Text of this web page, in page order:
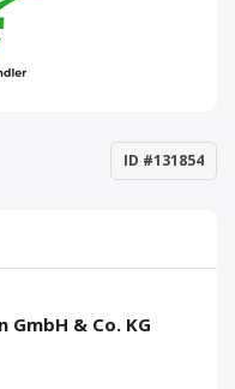
ID #131854
GmbH & Co. KG